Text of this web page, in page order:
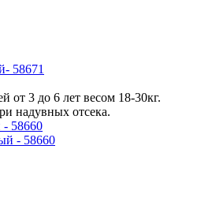
58671
от 3 до 6 лет весом 18-30кг.
надувных отсека.
58660